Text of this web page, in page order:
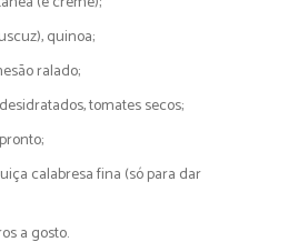
quinoa;
ralado;
tomates secos;
calabresa fina (só para dar
a gosto.